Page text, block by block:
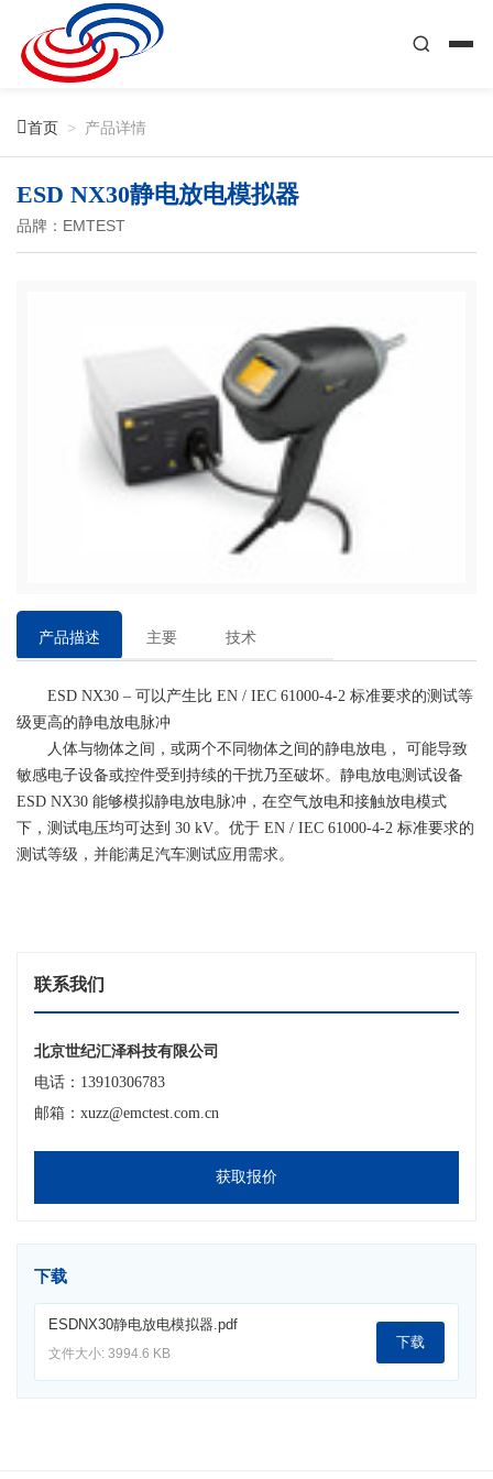
首页 > 产品详情
ESD NX30静电放电模拟器
品牌：EMTEST
产品描述
主要
技术
ESD NX30 – 可以产生比 EN / IEC 61000-4-2 标准要求的测试等
级更高的静电放电脉冲
人体与物体之间，或两个不同物体之间的静电放电， 可能导致
敏感电子设备或控件受到持续的干扰乃至破坏。静电放电测试设备
ESD NX30 能够模拟静电放电脉冲，在空气放电和接触放电模式
下，测试电压均可达到 30 kV。优于 EN / IEC 61000-4-2 标准要求的
测试等级，并能满足汽车测试应用需求。
联系我们
北京世纪汇泽科技有限公司
电话：13910306783
邮箱：xuzz@emctest.com.cn
获取报价
下载
ESDNX30静电放电模拟器.pdf
文件大小: 3994.6 KB
下载